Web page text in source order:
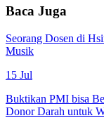
Baca Juga
Seorang Dosen di
Musik
15 Jul
Buktikan PMI bisa
Donor Darah untuk